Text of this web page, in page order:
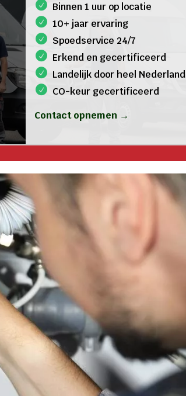
Binnen 1 uur op locatie
10+ jaar ervaring
Spoedservice 24/7
Erkend en gecertificeerd
Landelijk door heel Nederland
CO-keur gecertificeerd
Contact opnemen →